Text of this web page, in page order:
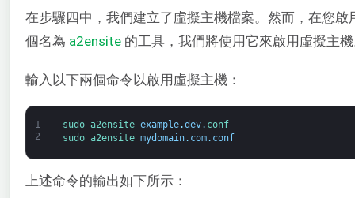
在步驟四中，我們建立了虛擬主機檔案。然而，在您
個名為 a2ensite 的工具，我們將使用它來啟用虛擬主
輸入以下兩個命令以啟用虛擬主機：
1
2
sudo a2ensite example.dev. conf
sudo a2ensite mydomain. com. conf
上述命令的輸出如下所示：